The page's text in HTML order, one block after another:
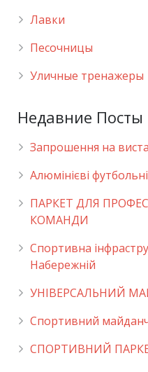
Лавки
Песочницы
Уличные тренажеры
Недавние Посты
Запрошення на
Алюмінієві
ПАРКЕТ ДЛЯ
КОМАНДИ
Спортивна
Набережній
УНІВЕРСАЛЬНИЙ
Cпортивний
СПОРТИВНИЙ